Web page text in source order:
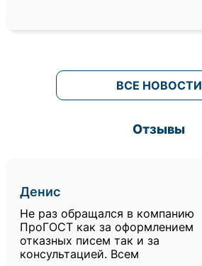
ВСЕ НОВОСТИ
Отзывы
Денис
Не раз обращался в компанию
ПроГОСТ как за оформлением
отказных писем так и за
консультацией. Всем